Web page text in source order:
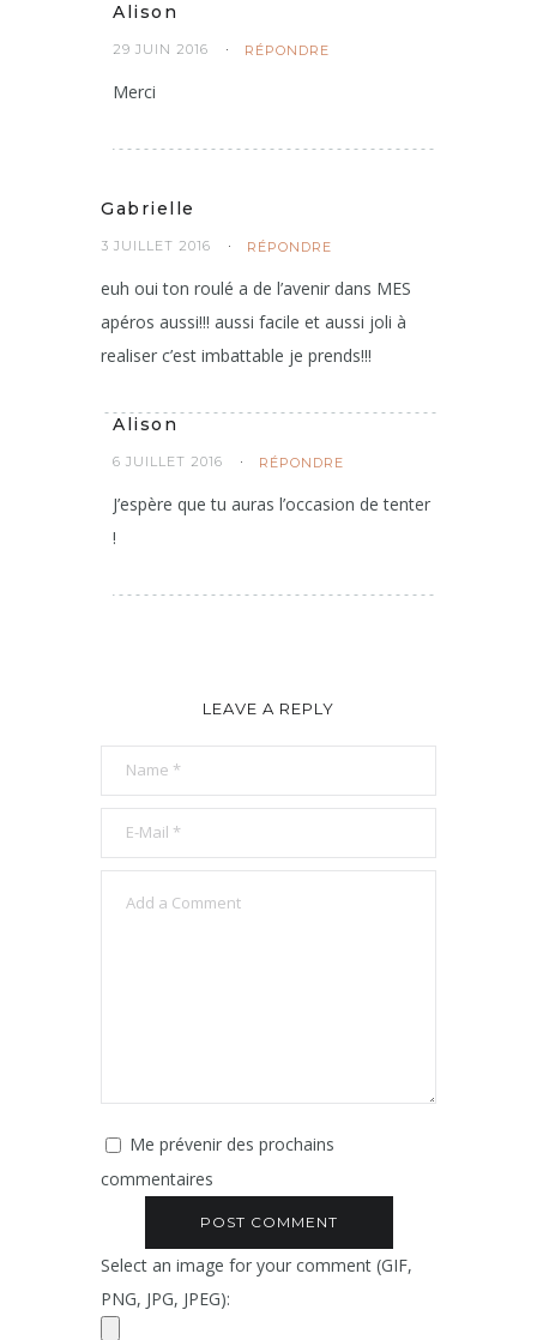
Alison
29 JUIN 2016 RÉPONDRE
Merci
Gabrielle
3 JUILLET 2016 RÉPONDRE
euh oui ton roulé a de l’avenir dans MES
apéros aussi!!! aussi facile et aussi joli à
realiser c’est imbattable je prends!!!
Alison
6 JUILLET 2016 RÉPONDRE
J’espère que tu auras l’occasion de tenter
!
LEAVE A REPLY
Me prévenir des prochains
commentaires
Select an image for your comment (GIF,
PNG, JPG, JPEG):